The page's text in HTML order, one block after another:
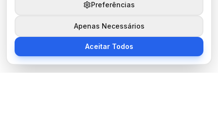
Preferências
Apenas Necessários
Aceitar Todos